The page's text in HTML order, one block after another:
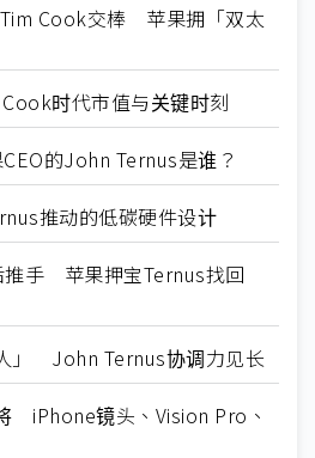
Cook交棒 苹果拥「双太
时代市值与关键时刻
的John Ternus是谁？
推动的低碳硬件设计
手 苹果押宝Ternus找回
」 John Ternus协调力见长
iPhone镜头、Vision Pro、